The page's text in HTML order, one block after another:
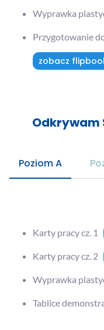
Wyprawka
Przygotowanie
zobacz
Odkrywam
Poziom A
Karty pracy cz. 1
Karty pracy cz. 2
Wyprawka
Tablice